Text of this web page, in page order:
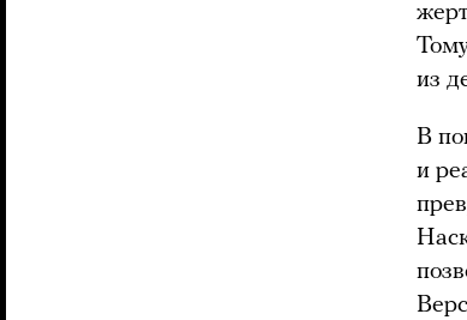
из
В
и